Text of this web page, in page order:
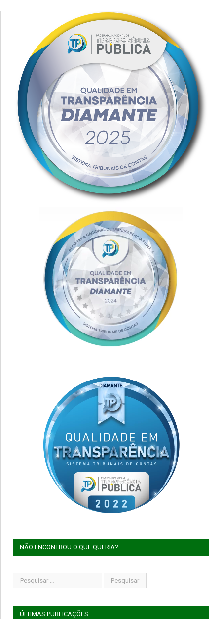
NÃO ENCONTROU O QUE QUERIA?
ÚLTIMAS PUBLICAÇÕES